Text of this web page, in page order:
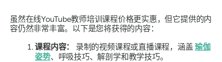
虽然在线YouTube教师培训课程价格更实惠，但它提供的内
容仍然非常丰富。以下是您将获得的内容：
课程内容：
录制的视频课程或直播课程，涵盖瑜伽
姿势、呼吸技巧、解剖学和教学技巧。